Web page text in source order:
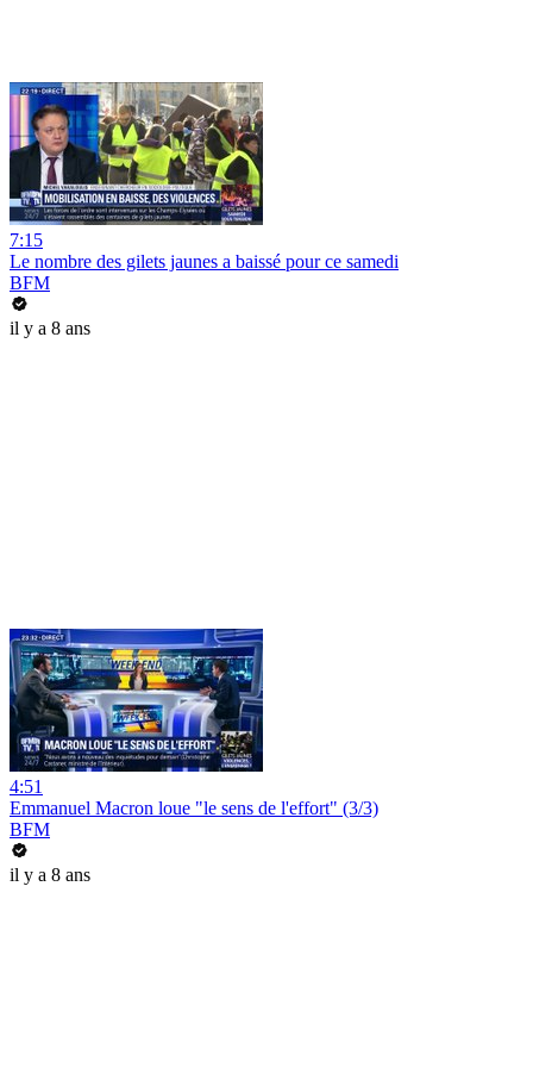
7:15
Le nombre des gilets jaunes a baissé pour ce samedi
BFM
il y a 8 ans
4:51
Emmanuel Macron loue "le sens de l'effort" (3/3)
BFM
il y a 8 ans